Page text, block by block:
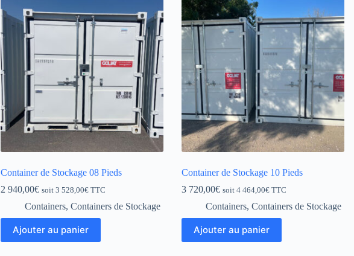
Container de Stockage 08 Pieds
2 940,00€ soit 3 528,00€TTC
Containers, Containers de Stockage
Ajouter au panier
Container de Stockage 10 Pieds
3 720,00€ soit 4 464,00€TTC
Containers, Containers de Stockage
Ajouter au panier